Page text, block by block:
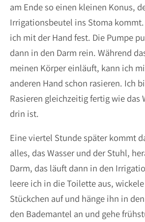
am Ende so einen kleinen Konus,
Irrigationsbeutel ins Stoma
ich mit der Hand fest. Die Pumpe
dann in den Darm rein. Während
meinen Körper einläuft, kann ich
anderen Hand schon rasieren. Ich
Rasieren gleichzeitig fertig wie das
drin ist.
Eine viertel Stunde später kommt
alles, das Wasser und der Stuhl,
Darm, das läuft dann in den
leere ich in die Toilette aus,
Stückchen auf und hänge ihn in
den Bademantel an und gehe